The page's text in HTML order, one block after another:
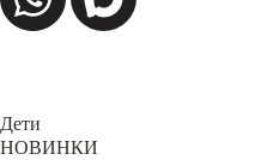
Дети
НОВИНКИ